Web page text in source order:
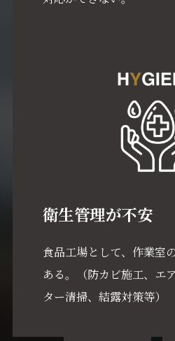
衛生管理が不安
食品工場として、作業室
ある。（防カビ施工、エ
ター清掃、結露対策等）